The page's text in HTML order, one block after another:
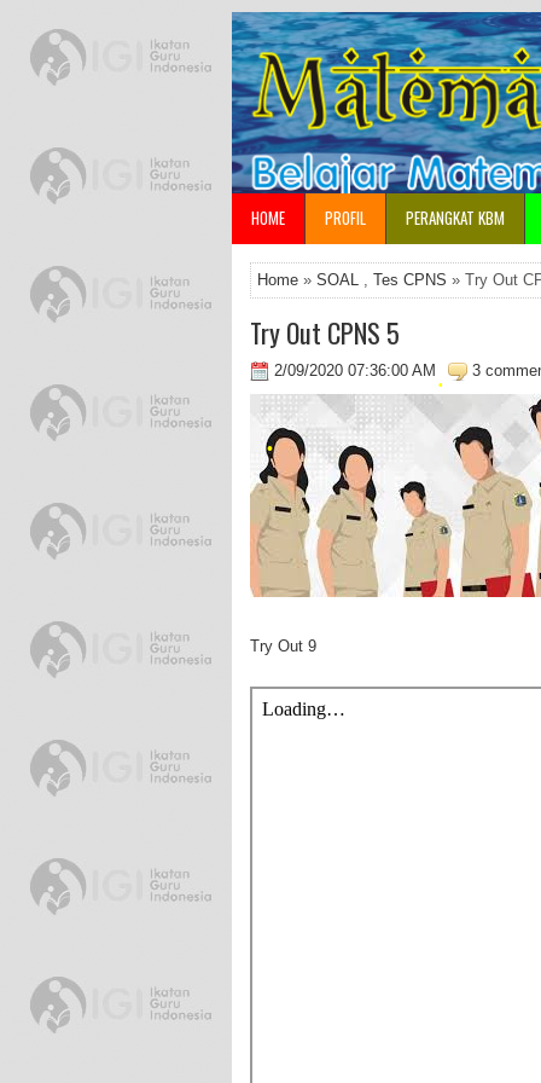
HOME PROFIL PERANGKAT KBM
Home » SOAL , Tes CPNS » Try Out
Try Out CPNS 5
2/09/2020 07:36:00 AM 3
Try Out 9
•
•
•